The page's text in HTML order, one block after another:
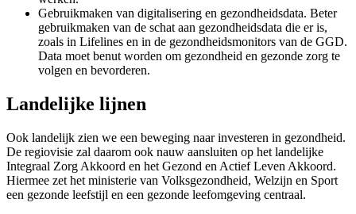
Gebruikmaken van digitalisering en gezondheidsdata. Beter
gebruikmaken van de schat aan gezondheidsdata die er is,
zoals in Lifelines en in de gezondheidsmonitors van de GGD.
Data moet benut worden om gezondheid en gezonde zorg te
volgen en bevorderen.
Landelijke lijnen
Ook landelijk zien we een beweging naar investeren in gezondheid.
De regiovisie zal daarom ook nauw aansluiten op het landelijke
Integraal Zorg Akkoord en het Gezond en Actief Leven Akkoord.
Hiermee zet het ministerie van Volksgezondheid, Welzijn en Sport
een gezonde leefstijl en een gezonde leefomgeving centraal.